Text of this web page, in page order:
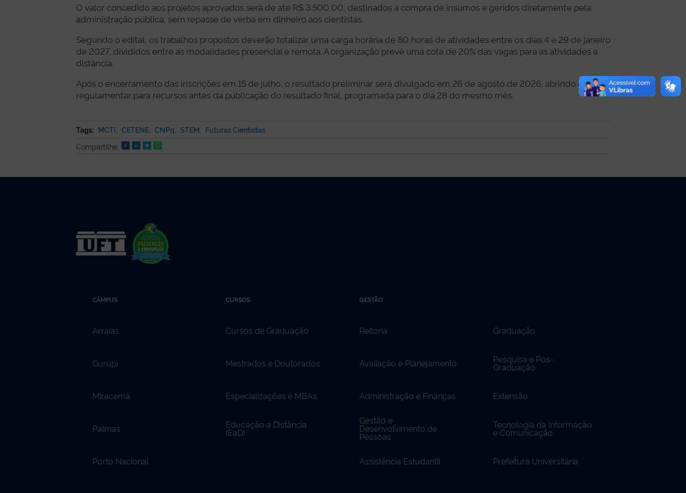
O valor concedido aos projetos aprovados será de até R$ 3.500,00, destinados à compra de insumos e geridos diretamente pela
administração pública, sem repasse de verba em dinheiro aos cientistas.
Segundo o edital, os trabalhos propostos deverão totalizar uma carga horária de 80 horas de atividades entre os dias 4 e 29 de janeiro
de 2027, divididos entre as modalidades presencial e remota. A organização prevê uma cota de 20% das vagas para as atividades a
distância.
Após o encerramento das inscrições em 15 de julho, o resultado preliminar será divulgado em 26 de agosto de 2026, abrindo o prazo
regulamentar para recursos antes da publicação do resultado final, programada para o dia 28 do mesmo mês.
Tags: MCTI CETENE, CNPq STEM Futuras Cientistas.
Compartilhe:
CÂMPUS
Arraias
Gurupi
Miracema
Palmas
Porto Nacional
CURSOS
Cursos de Graduação
Mestrados e Doutorados
Especializações e MBAs
Educação a Distância
(EaD)
GESTÃO
Reitoria
Avaliação e Planejamento
Administração e Finanças
Gestão e
Desenvolvimento de
Pessoas
Assistência Estudantil
Graduação
Pesquisa e Pós-
Graduação
Extensão
Tecnologia da Informação
e Comunicação
Prefeitura Universitária